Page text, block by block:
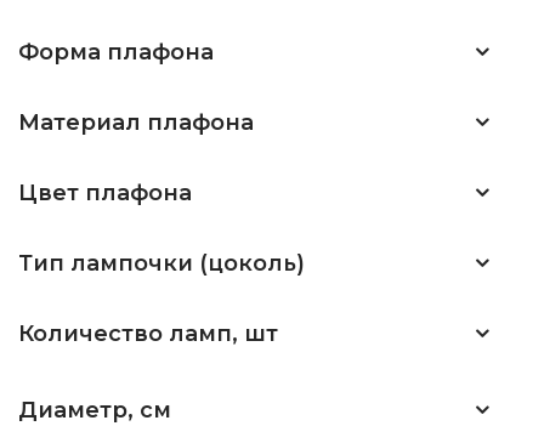
Форма плафона
Материал плафона
Цвет плафона
Тип лампочки (цоколь)
Количество ламп, шт
Диаметр, см